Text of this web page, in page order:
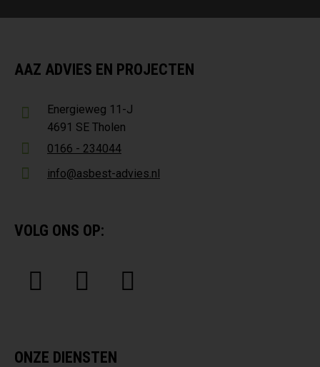
AAZ ADVIES EN PROJECTEN
Energieweg 11-J
4691 SE Tholen
0166 - 234044
info@asbest-advies.nl
VOLG ONS OP:
ONZE DIENSTEN